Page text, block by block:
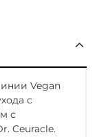
Vegan
с
с
Ceuracle.